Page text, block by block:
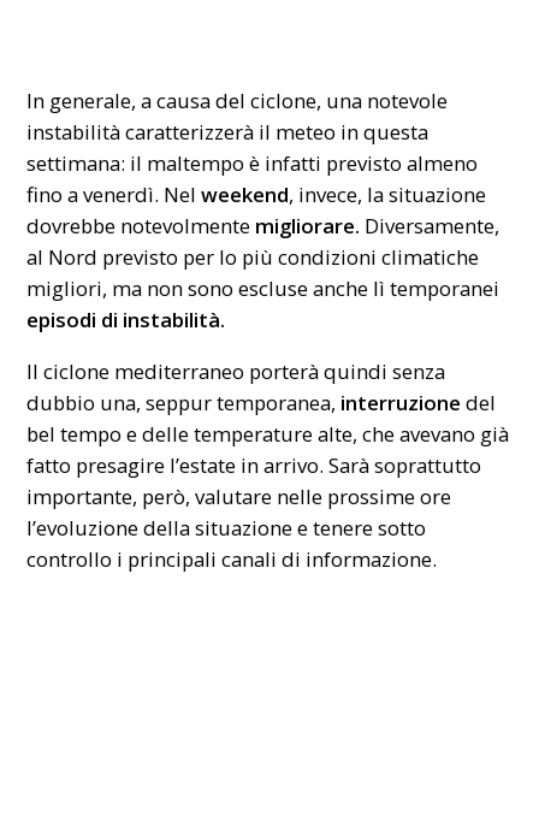
In generale, a causa del ciclone, una notevole
instabilità caratterizzerà il meteo in questa
settimana: il maltempo è infatti previsto almeno
fino a venerdì. Nelweekend, invece, la situazione
dovrebbe notevolmente migliorare. Diversamente,
al Nord previsto per lo più condizioni climatiche
migliori, ma non sono escluse anche lì temporanei
episodi di instabilità.
Il ciclone mediterraneo porterà quindi senza
dubbio una, seppur temporanea, interruzionedel
bel tempo e delle temperature alte, che avevano già
fatto presagire l’estate in arrivo. Sarà soprattutto
importante, però, valutare nelle prossime ore
l’evoluzione della situazione e tenere sotto
controllo i principali canali di informazione.